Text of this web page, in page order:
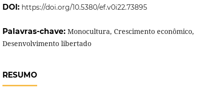
DOI: https://doi.org/10.5380/ef.v0i22.73895
Palavras-chave: Monocultura, Crescimento econômico,
Desenvolvimento libertado
RESUMO